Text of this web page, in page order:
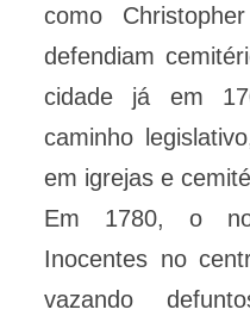
como
defendiam
cidade já em
caminho
em igrejas e
Em 1780, o
Inocentes no
vazando